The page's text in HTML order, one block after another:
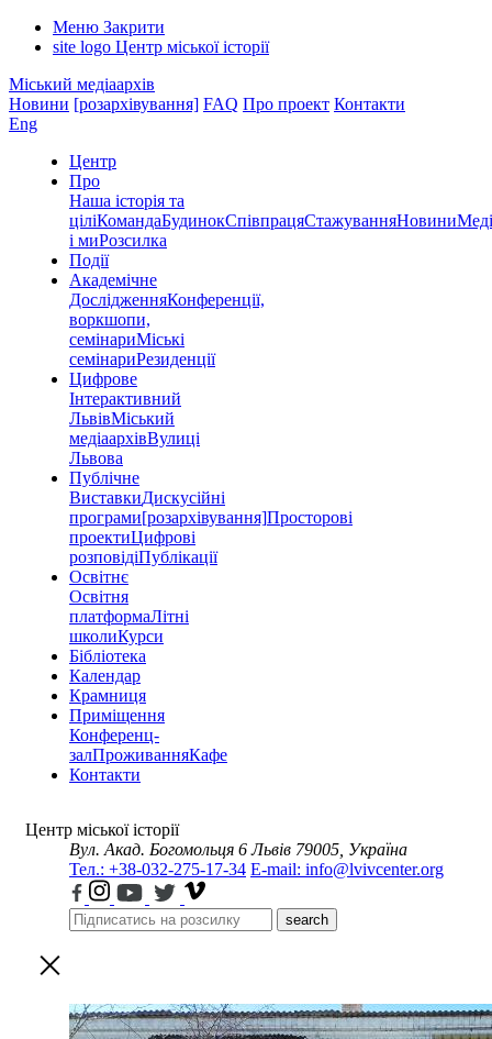
Меню Закрити
site logo Центр міської історії
Міський медіаархів
Новини [розархівування] FAQ Про проект Контакти
Eng
Центр
Про
Наша історія та
ціліКомандаБудинокСпівпрацяСтажуванняНовини
і миРозсилка
Події
Академічне
ДослідженняКонференції,
воркшопи,
семінариМіські
семінариРезиденції
Цифрове
Інтерактивний
ЛьвівМіський
медіаархівВулиці
Львова
Публічне
ВиставкиДискусійні
програми[розархівування]Просторові
проектиЦифрові
розповідіПублікації
Освітнє
Освітня
платформаЛітні
школиКурси
Бібліотека
Календар
Крамниця
Приміщення
Конференц-
залПроживанняКафе
Контакти
Центр міської історії
Вул. Акад. Богомольця 6 Львів 79005, Україна
Тел.: +38-032-275-17-34 E-mail: info@lvivcenter.org
search